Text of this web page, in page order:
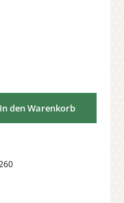
In den Warenkorb